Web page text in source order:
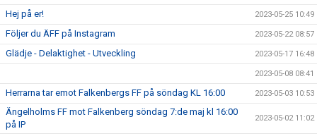
Hej på er! 2023-05-25 10:49
Följer du ÄFF på Instagram 2023-05-22 08:57
Glädje - Delaktighet - Utveckling 2023-05-17 16:48
2023-05-08 08:41
Herrarna tar emot Falkenbergs FF på söndag KL 16:00 2023-05-03 10:53
Ängelholms FF mot Falkenberg söndag 7:de maj kl 16:00
på IP
2023-05-02 11:02